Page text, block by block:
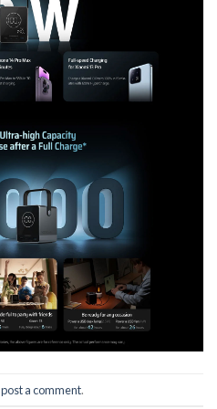
post a comment.